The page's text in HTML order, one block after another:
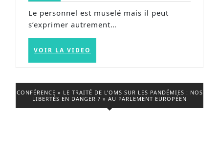
hôpitaux
débordés
Le personnel est muselé mais il peut
s’exprimer autrement…
VOIR LA VIDEO
VIDEO
CONFÉRENCE « LE TRAITÉ DE L’OMS SUR LES PANDÉMIES : NOS
LIBERTÉS EN DANGER ? » AU PARLEMENT EUROPÉEN